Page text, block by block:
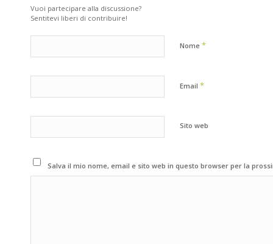
Vuoi partecipare alla discussione?
Sentitevi liberi di contribuire!
Nome *
Email *
Sito web
Salva il mio nome, email e sito web in questo browser per la